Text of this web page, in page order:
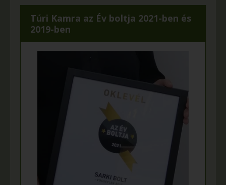
Túri Kamra az Év boltja 2021-ben és
2019-ben